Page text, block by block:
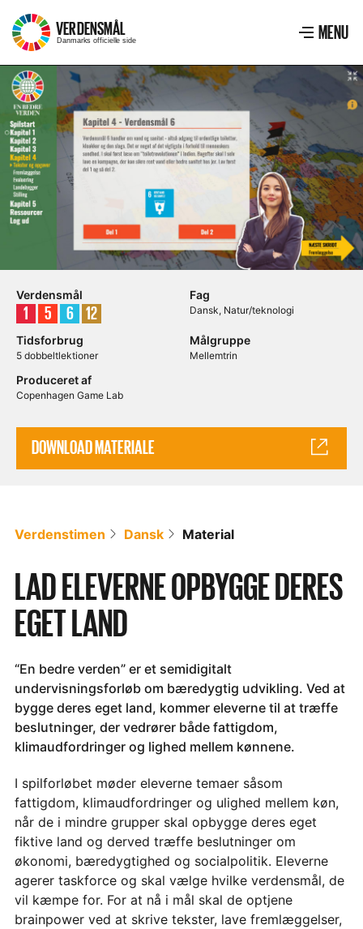
VERDENSMÅL
–
Danmarks officielle side VIS
MENU
Menu
DOWNLOAD MATERIALE
Verdensmål
Mål
1 Mål
5 Mål
6 Mål
12
Fag
Dansk Natur/teknologi
Tidsforbrug
5 dobbeltlektioner
Målgruppe
Mellemtrin
Produceret af
Copenhagen Game Lab
Verdenstimen Dansk Material
LAD ELEVERNE OPBYGGE DERES
EGET LAND
“En bedre verden” er et semidigitalt
undervisningsforløb om bæredygtig udvikling. Ved at
bygge deres eget land, kommer eleverne til at træffe
beslutninger, der vedrører både fattigdom,
klimaudfordringer og lighed mellem kønnene.
I spilforløbet møder eleverne temaer såsom
fattigdom, klimaudfordringer og ulighed mellem køn,
når de i mindre grupper skal opbygge deres eget
fiktive land og derved træffe beslutninger om
økonomi, bæredygtighed og socialpolitik. Eleverne
agerer taskforce og skal vælge hvilke verdensmål, de
vil kæmpe for. For at nå i mål skal de optjene
brainpower ved at skrive tekster, lave fremlæggelser,